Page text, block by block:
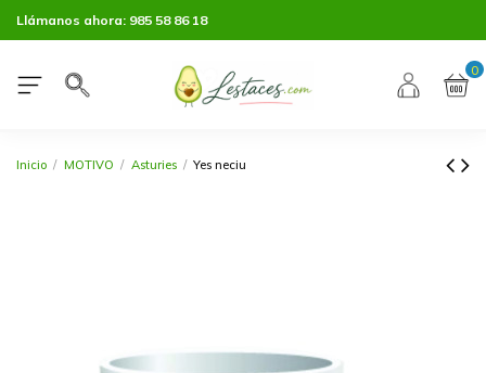
Llámanos ahora: 985 58 86 18
0
Inicio MOTIVO Asturies Yes neciu